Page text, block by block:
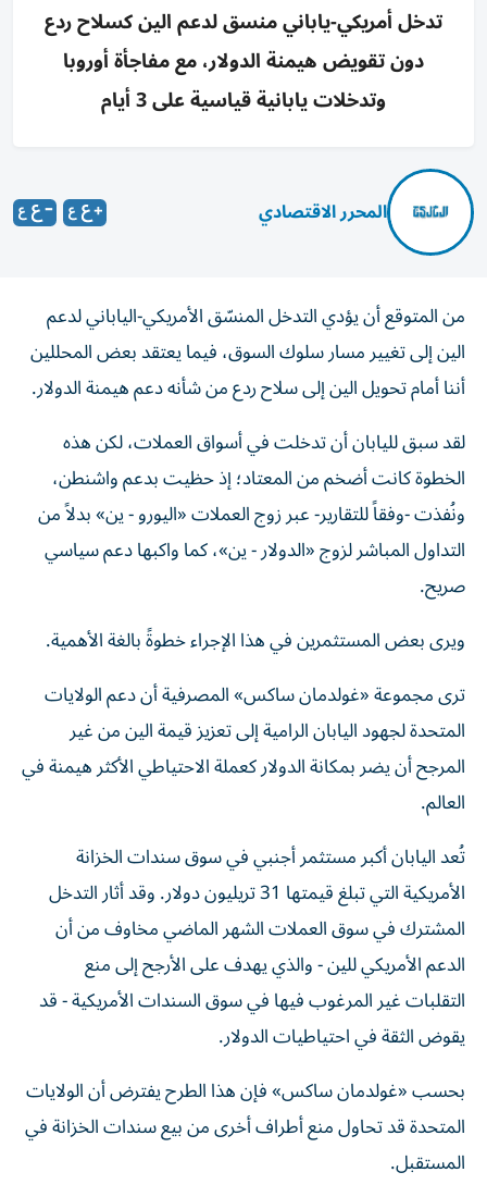
تدخل أمريكي-ياباني منسق لدعم الين كسلاح ردع
دون تقويض هيمنة الدولار، مع مفاجأة أوروبا
وتدخلات يابانية قياسية على 3 أيام
المحرر الاقتصادي
من المتوقع أن يؤدي التدخل المنسّق الأمريكي-الياباني لدعم
الين إلى تغيير مسار سلوك السوق، فيما يعتقد بعض المحللين
أننا أمام تحويل الين إلى سلاح ردع من شأنه دعم هيمنة الدولار.
لقد سبق لليابان أن تدخلت في أسواق العملات، لكن هذه
الخطوة كانت أضخم من المعتاد؛ إذ حظيت بدعم واشنطن،
ونُفذت -وفقاً للتقارير- عبر زوج العملات «اليورو - ين» بدلاً من
التداول المباشر لزوج «الدولار - ين»، كما واكبها دعم سياسي
صريح.
ويرى بعض المستثمرين في هذا الإجراء خطوةً بالغة الأهمية.
ترى مجموعة «غولدمان ساكس» المصرفية أن دعم الولايات
المتحدة لجهود اليابان الرامية إلى تعزيز قيمة الين من غير
المرجح أن يضر بمكانة الدولار كعملة الاحتياطي الأكثر هيمنة في
العالم.
تُعد اليابان أكبر مستثمر أجنبي في سوق سندات الخزانة
الأمريكية التي تبلغ قيمتها 31 تريليون دولار. وقد أثار التدخل
المشترك في سوق العملات الشهر الماضي مخاوف من أن
الدعم الأمريكي للين - والذي يهدف على الأرجح إلى منع
التقلبات غير المرغوب فيها في سوق السندات الأمريكية - قد
يقوض الثقة في احتياطيات الدولار.
بحسب «غولدمان ساكس» فإن هذا الطرح يفترض أن الولايات
المتحدة قد تحاول منع أطراف أخرى من بيع سندات الخزانة في
المستقبل.